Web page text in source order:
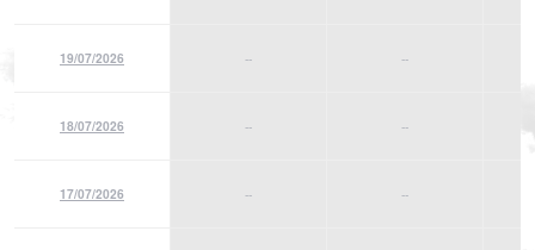
19/07/2026 -- --
18/07/2026 -- --
17/07/2026 -- --